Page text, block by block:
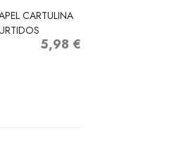
CARTULINA
Precio
5,98 €